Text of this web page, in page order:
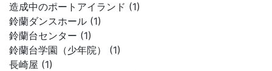
造成中のポートアイランド (1)
鈴蘭ダンスホール (1)
鈴蘭台センター (1)
鈴蘭台学園（少年院） (1)
長崎屋 (1)